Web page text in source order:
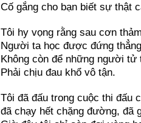
Cố gắng cho bạn biết sự thật
Tôi hy vọng rằng sau cơn
Người ta học được đứng
Không còn để những người tử
Phải chịu đau khổ vô tận.
Tôi đã đấu trong cuộc thi đấu
đã chạy hết chặng đường, đã